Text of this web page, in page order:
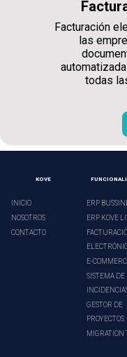
Facturación
las
todas
KOVE
INICIO
NOSOTROS
CONTACTO
ERP
ERP KOVE
E-
SISTEMA DE
GESTOR DE
PROYECTOS
MIGRATION